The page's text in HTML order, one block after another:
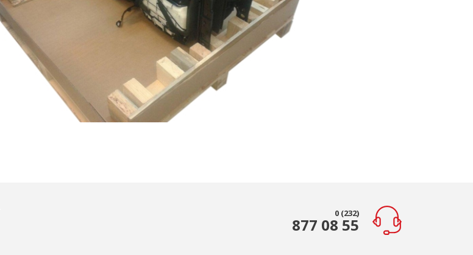
0 (232)
877 08 55